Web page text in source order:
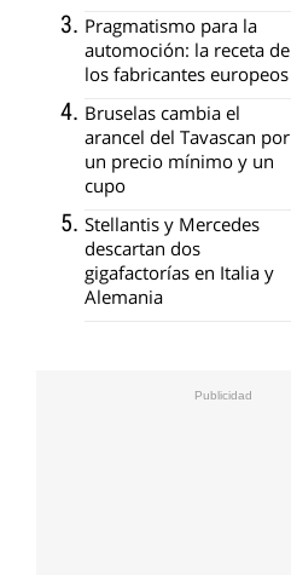
Pragmatismo para la
automoción: la receta de
los fabricantes europeos
Bruselas cambia el
arancel del Tavascan por
un precio mínimo y un
cupo
Stellantis y Mercedes
descartan dos
gigafactorías en Italia y
Alemania